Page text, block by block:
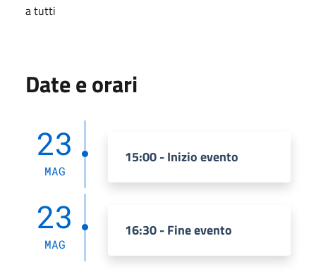
a tutti
Date e orari
23
MAG
15:00 - Inizio evento
23
MAG
16:30 - Fine evento